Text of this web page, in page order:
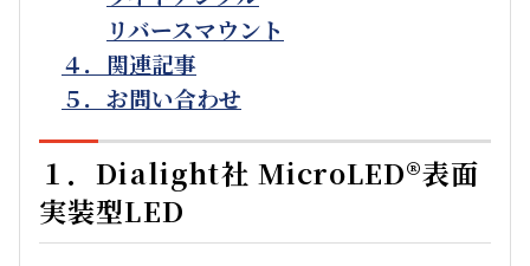
リバースマウント
４．関連記事
５．お問い合わせ
１．Dialight社 MicroLED®表面
実装型LED